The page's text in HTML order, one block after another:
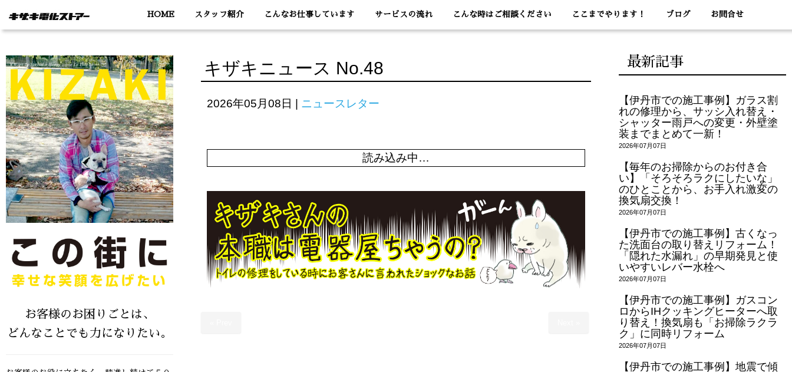
HOME スタッフ紹介 こんなお仕事しています サービスの流れ こんな時はご相談ください ここまでやります！ ブログ お問合せ
キザキニュース No.48
2026年05月08日 ニュースレター
読み込み中…
お客様のお困りごとは、
どんなことでも力になりたい。
最新記事
【伊丹市での施工事例】ガラス割
れの修理から、サッシ入れ替え・
シャッター雨戸への変更・外壁塗
装までまとめて一新！
2026年07月07日
【毎年のお掃除からのお付き合
い】「そろそろラクにしたいな」
のひとことから、お手入れ激変の
換気扇交換！
2026年07月07日
【伊丹市での施工事例】古くなっ
た洗面台の取り替えリフォーム！
「隠れた水漏れ」の早期発見と使
いやすいレバー水栓へ
2026年07月07日
【伊丹市での施工事例】ガスコン
ロからIHクッキングヒーターへ取
り替え！換気扇も「お掃除ラクラ
ク」に同時リフォーム
2026年07月07日
【伊丹市での施工事例】地震で傾